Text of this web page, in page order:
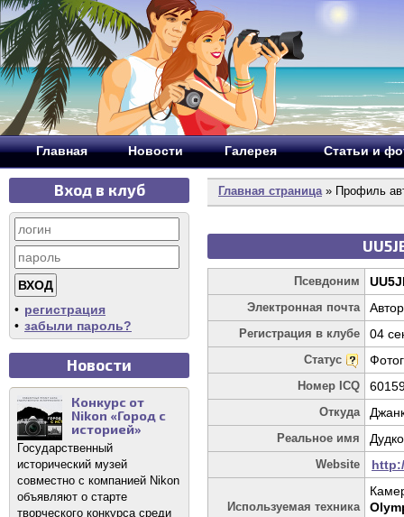
Главная Новости Галерея Статьи и
Вход в клуб
• регистрация
• забыли пароль?
Новости
Конкурс от
Nikon «Город с
историей»
Государственный
исторический музей
совместно с компанией Nikon
объявляют о старте
творческого конкурса среди
Главная страница» Профиль
Псевдоним
Электронная почта
Регистрация в клубе 04
Статус
Номер ICQ
Откуда
Реальное имя
Website
Используемая техника